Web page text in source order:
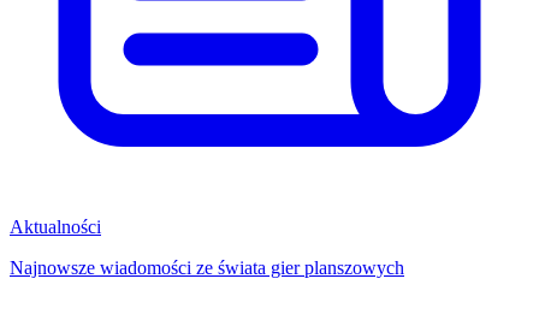
Aktualności
Najnowsze wiadomości ze świata gier planszowych